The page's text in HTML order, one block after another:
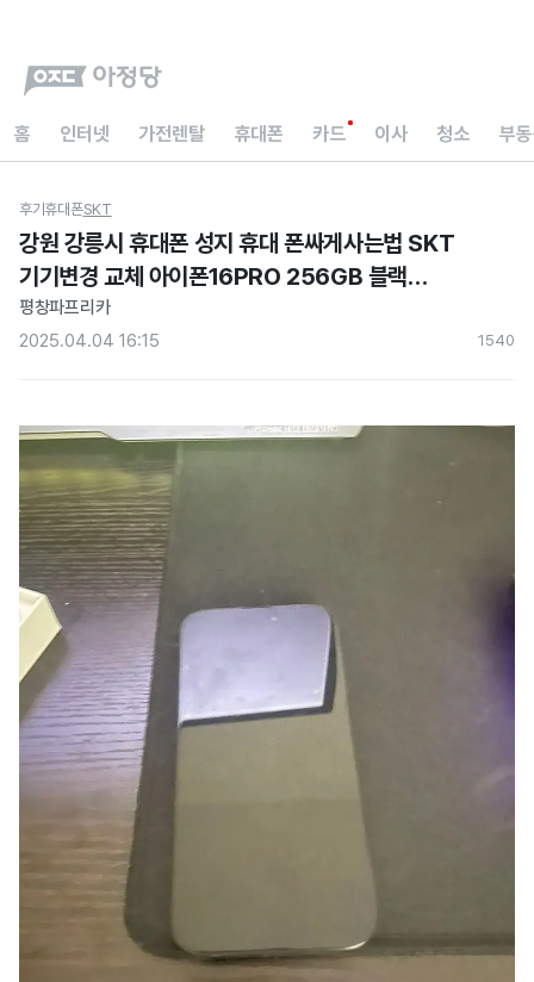
홈 인터넷 가전렌탈 휴대폰 카드 이사 청소 부
후기휴대폰SKT
강원 강릉시 휴대폰 성지 휴대 폰싸게사는법 SKT
기기변경 교체 아이폰16PRO 256GB 블랙
기기변경 현금지원 아정당 내돈 내산 후기
평창파프리카
2025.04.04 16:15
1540